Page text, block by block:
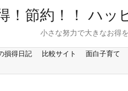
！節約！！ ハッ
小さな努力で大きなお得
損得日記 比較サイト 面白子育て